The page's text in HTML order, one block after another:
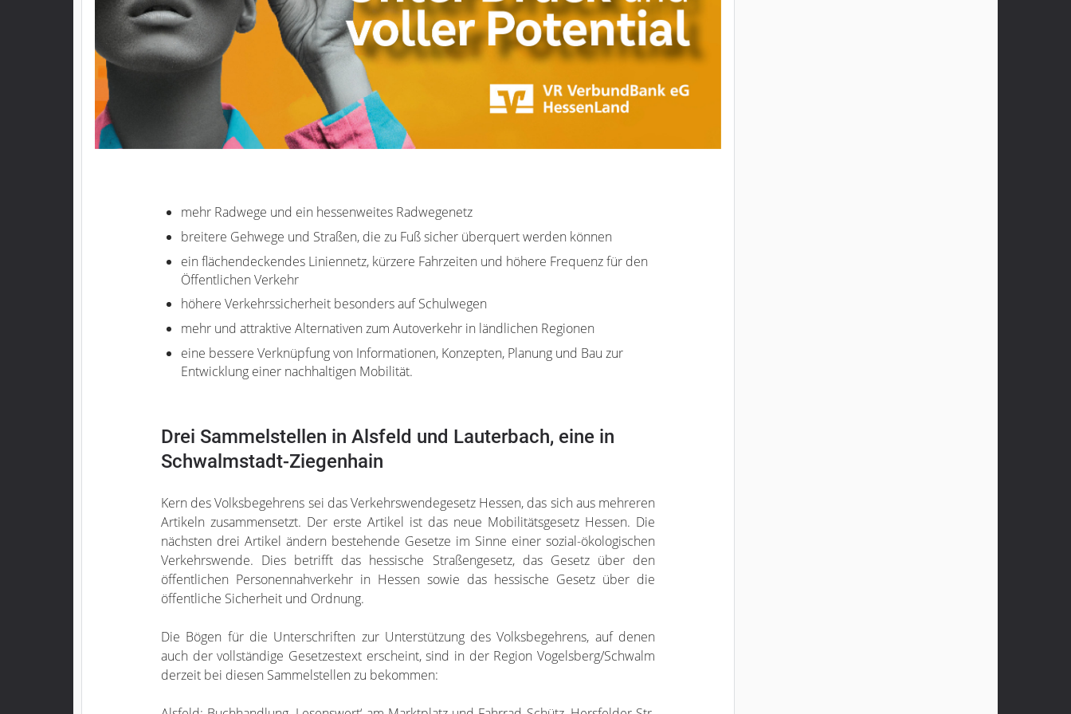
mehr Radwege und ein hessenweites Radwegenetz
breitere Gehwege und Straßen, die zu Fuß sicher überquert werden können
ein flächendeckendes Liniennetz, kürzere Fahrzeiten und höhere Frequenz für den
Öffentlichen Verkehr
höhere Verkehrssicherheit besonders auf Schulwegen
mehr und attraktive Alternativen zum Autoverkehr in ländlichen Regionen
eine bessere Verknüpfung von Informationen, Konzepten, Planung und Bau zur
Entwicklung einer nachhaltigen Mobilität.
Drei Sammelstellen in Alsfeld und Lauterbach, eine in
Schwalmstadt-Ziegenhain
Kern des Volksbegehrens sei das Verkehrswendegesetz Hessen, das sich aus mehreren
Artikeln zusammensetzt. Der erste Artikel ist das neue Mobilitätsgesetz Hessen. Die
nächsten drei Artikel ändern bestehende Gesetze im Sinne einer sozial-ökologischen
Verkehrswende. Dies betrifft das hessische Straßengesetz, das Gesetz über den
öffentlichen Personennahverkehr in Hessen sowie das hessische Gesetz über die
öffentliche Sicherheit und Ordnung.
Die Bögen für die Unterschriften zur Unterstützung des Volksbegehrens, auf denen
auch der vollständige Gesetzestext erscheint, sind in der Region Vogelsberg/Schwalm
derzeit bei diesen Sammelstellen zu bekommen: